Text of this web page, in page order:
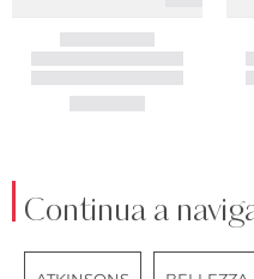
Continua a